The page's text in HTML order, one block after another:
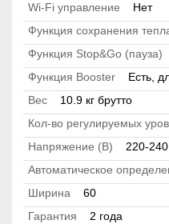
Wi-Fi управление
Нет
Функция сохранения
Функция Stop&Go (пауза)
Функция Booster
Есть,
Вес
10.9 кг брутто
Кол-во регулируемых
Напряжение (В)
220-
Автоматическое
Ширина
60
Гарантия
2 года